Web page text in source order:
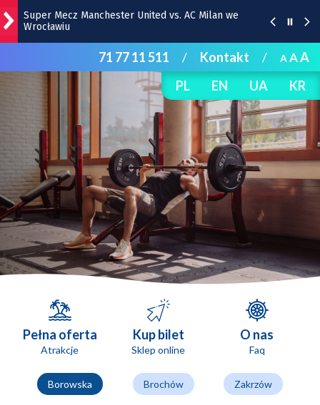
Super Mecz Manchester United vs. AC Milan we
Wrocławiu
Zaćmienie Słońca – 12 sierpnia. O której godzinie?
„Panorama 1670” w Hali Stulecia – zdjęcia z soboty
Raport inwestycyjny z Wrocławia [1-7.08]
Pyszne sery, wspaniałe wędliny, wyborne słodkości.
W Rynku trwa Wrocławska Feta
71 77 11 511 / Kontakt / AAA
PL
EN UA KR
Pełna oferta
Atrakcje
Kup bilet
Sklep online
O nas
Faq
Borowska Brochów Zakrzów